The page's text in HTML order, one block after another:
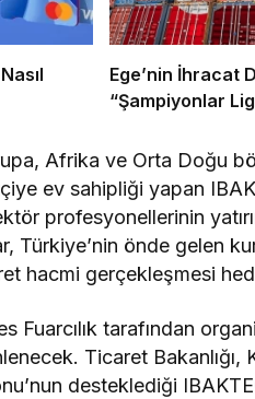
Ege’nin İhracat
“Şampiyonlar
Afrika ve Orta Doğu
ev sahipliği yapan
profesyonellerinin
Türkiye’nin önde gelen
hacmi gerçekleşmesi
Fuarcılık tarafından
Ticaret
desteklediği